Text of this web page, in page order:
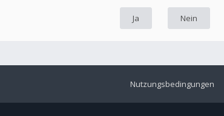
Nutzungsbedingungen